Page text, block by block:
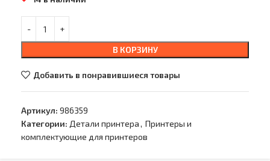
В КОРЗИНУ
Добавить в понравившиеся товары
Артикул: 986359
Категории: Детали принтера, Принтеры и
комплектующие для принтеров